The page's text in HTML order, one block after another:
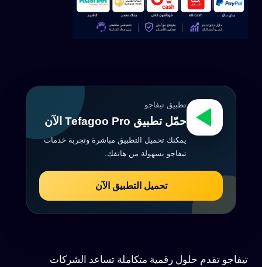
تطبيق تيفاجو
حمّل تطبيق Tefagoo Pro الآن
يمكنك تحميل التطبيق مباشرة وتجربة خدمات
تيفاجو بسهولة من هاتفك.
تحميل التطبيق الآن
تيفاجو تقدم حلول رقمية متكاملة تساعد الشركات